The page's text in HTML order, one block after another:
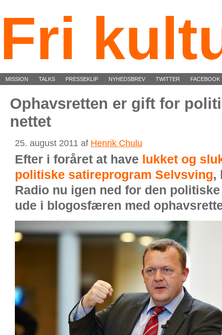
Fri
MISSION TALKS PRESSEKLIP NYHEDSBREV TWITTER FACEBOOK
Ophavsretten er gift for
nettet
25. august 2011 af Henrik Chulu
Efter i foråret at have lukket og
politiske satireprogram Selvsving,
Radio nu igen ned for den
ude i blogosfæren med